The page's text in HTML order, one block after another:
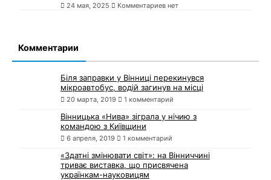
24 мая, 2025 Комментариев нет
Комментарии
Біля заправки у Вінниці перекинувся
мікроавтобус, водій загинув на місці
20 марта, 2019 1 комментарий
Вінницька «Нива» зіграла у нічию з
командою з Київщини
6 апреля, 2019 1 комментарий
«Здатні змінювати світ»: на Вінниччині
триває виставка, що присвячена
українкам-науковицям